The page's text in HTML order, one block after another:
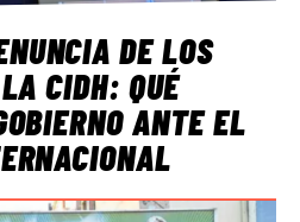
DE LOS
CIDH: QUÉ
ANTE EL